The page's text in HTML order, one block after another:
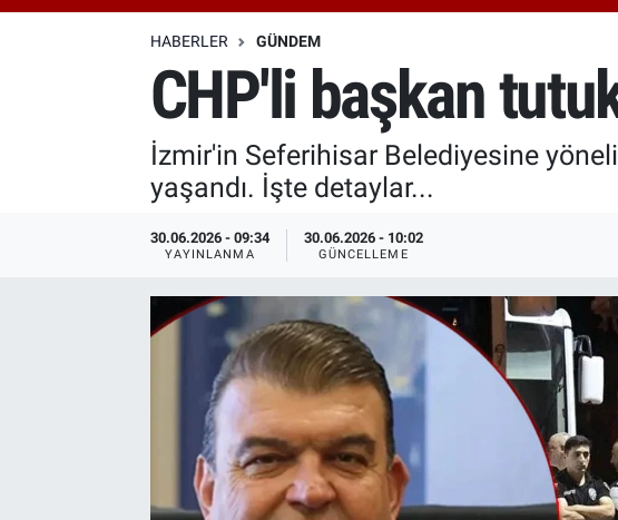
HABERLER GÜNDEM
CHP'li başkan
İzmir'in Seferihisar Belediyesine
yaşandı. İşte detaylar...
30.06.2026 - 09:34
YAYINLANMA
30.06.2026 - 10:02
GÜNCELLEME
Özel Haberler
Özel Haberler
Haber Arşivi